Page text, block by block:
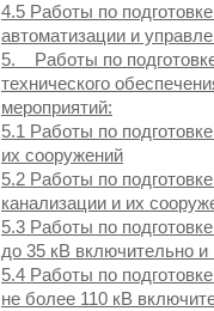
4.5 Работы по
автоматизации и
5. Работы по
технического
мероприятий:
5.1 Работы по
их сооружений
5.2 Работы по
канализации и их
5.3 Работы по
до 35 кВ включительно и
5.4 Работы по
не более 110 кВ